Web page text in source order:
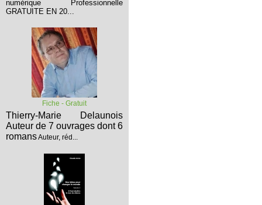
numérique Professionnelle
GRATUITE EN 20...
Fiche - Gratuit
Thierry-Marie Delaunois
Auteur de 7 ouvrages dont 6
romansAuteur, réd...